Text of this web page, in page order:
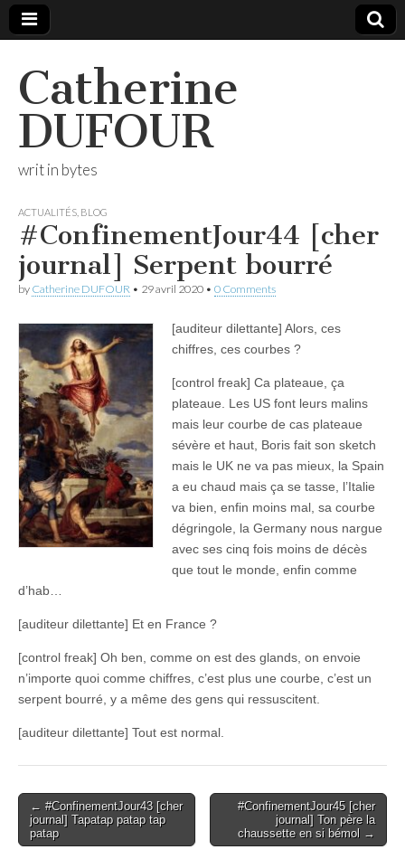
Catherine
DUFOUR
writ in bytes
ACTUALITÉS BLOG
#ConfinementJour44 [cher
journal] Serpent bourré
by Catherine DUFOUR • 29 avril 2020 • 0 Comments
[auditeur dilettante] Alors, ces
chiffres, ces courbes ?
[control freak] Ca plateaue, ça
plateaue. Les US font leurs malins
mais leur courbe de cas plateaue
sévère et haut, Boris fait son sketch
mais le UK ne va pas mieux, la Spain
a eu chaud mais ça se tasse, l’Italie
va bien, enfin moins mal, sa courbe
dégringole, la Germany nous nargue
avec ses cinq fois moins de décès
que tout le monde, enfin comme
d’hab…
[auditeur dilettante] Et en France ?
[control freak] Oh ben, comme on est des glands, on envoie
n’importe quoi comme chiffres, c’est plus une courbe, c’est un
serpent bourré, y a même des gens qui ressuscitent.
[auditeur dilettante] Tout est normal.
Post
navigation
← #ConfinementJour43 [cher
journal] Tapatap patap tap
patap
#ConfinementJour45 [cher
journal] Ton père la
chaussette en si bémol →